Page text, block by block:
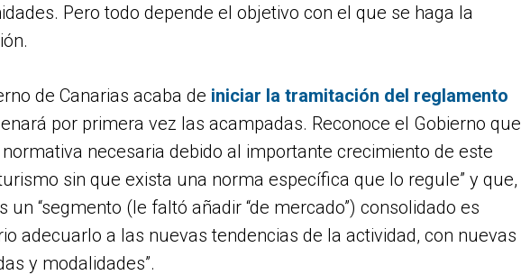
Pero todo depende el objetivo con el que se haga la
de Canarias acaba de iniciar la tramitación del reglamento
por primera vez las acampadas. Reconoce el Gobierno que
normativa necesaria debido al importante crecimiento de este
sin que exista una norma específica que lo regule” y que,
un “segmento (le faltó añadir “de mercado”) consolidado es
adecuarlo a las nuevas tendencias de la actividad, con nuevas
y modalidades”.